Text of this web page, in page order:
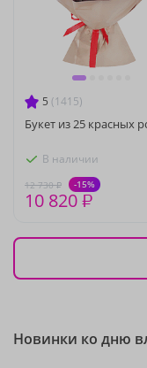
5 (1415)
Букет из 25 красных
В наличии
12 730 ₽ -15%
10 820 ₽
Новинки ко дню